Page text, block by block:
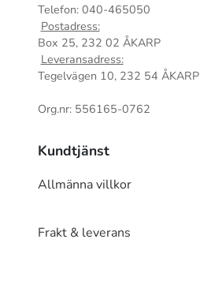
Telefon: 040-465050
Postadress:
Box 25, 232 02 ÅKARP
Leveransadress:
Tegelvägen 10, 232 54 ÅKARP
Org.nr: 556165-0762
Kundtjänst
Allmänna villkor
Frakt & leverans